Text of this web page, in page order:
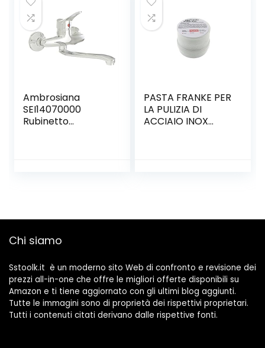
Ambrosiana
SEI14070000
Rubinetto
PASTA FRANKE PER
LA PULIZIA DI
ACCIAIO INOX
Chi siamo
Sstoolk.it è un moderno sito Web di confronto e revisione dei
prezzi all-in-one che offre le migliori offerte disponibili su
Amazon e ti tiene aggiornato con gli ultimi blog aggiunti.
Tutte le immagini sono di proprietà dei rispettivi proprietari.
Tutti i contenuti citati derivano dalle rispettive fonti.